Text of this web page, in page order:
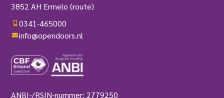
3852 AH Ermelo(route)
0341-465000
info@opendoors.nl
ANBI-/RSIN-nummer: 2779250